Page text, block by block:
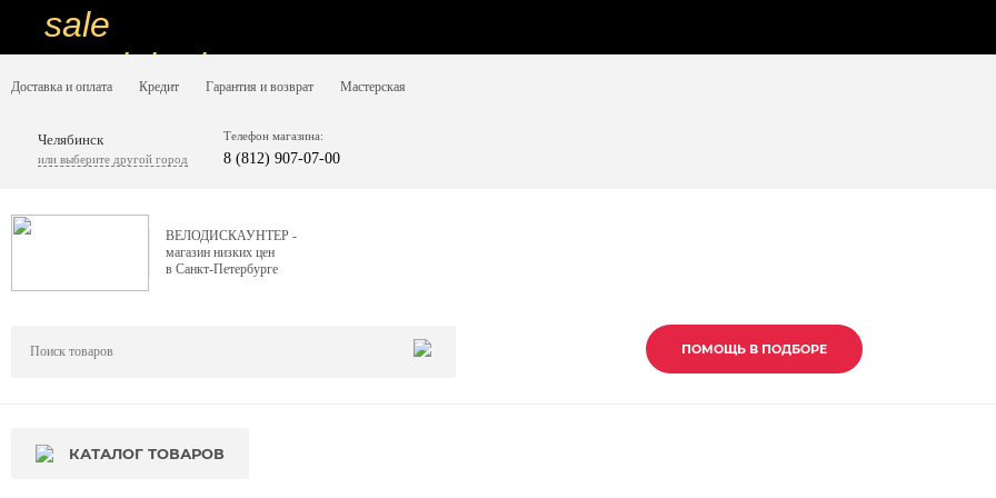
sale
special price
ну очень
вот дешево
sale
sale
Доставка и оплата Кредит Гарантия и возврат Мастерская
Челябинск
или выберите другой город
Телефон магазина:
8 (812) 907-07-00
ВЕЛОДИСКАУНТЕР -
магазин низких цен
в Санкт-Петербурге
ПОМОЩЬ В ПОДБОРЕ
ПОМОЩЬ В ПОДБОРЕ
ПОМОЩЬ В ПОДБОРЕ
КАТАЛОГ ТОВАРОВ